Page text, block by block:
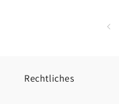
Rechtliches